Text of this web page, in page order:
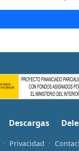
Descargas
· Privacidad ·